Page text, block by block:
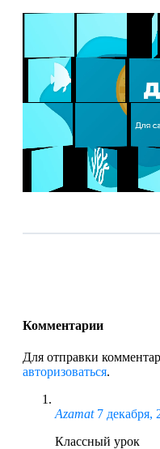
Комментарии
Для отправки
авторизоваться.
Azamat 7 декабря,
Классный урок